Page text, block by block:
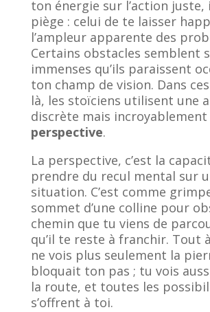
ton énergie sur l’action juste,
piège : celui de te laisser
l’ampleur apparente des
Certains obstacles semblent
immenses qu’ils paraissent
ton champ de vision. Dans
là, les stoïciens utilisent une
discrète mais incroyablement
perspective.
La perspective, c’est la
prendre du recul mental sur
situation. C’est comme
sommet d’une colline pour
chemin que tu viens de
qu’il te reste à franchir. Tout
ne vois plus seulement la
bloquait ton pas ; tu vois
la route, et toutes les
s’offrent à toi.